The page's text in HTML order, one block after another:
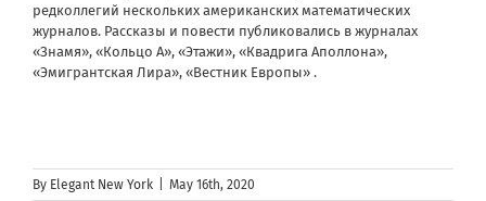
редколлегий нескольких американских математических
журналов. Рассказы и повести публиковались в журналах
«Знамя», «Кольцо А», «Этажи», «Квадрига Аполлона»,
«Эмигрантская Лира», «Вестник Европы» .
By Elegant New York May 16th, 2020